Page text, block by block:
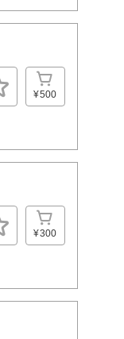
¥500
¥300